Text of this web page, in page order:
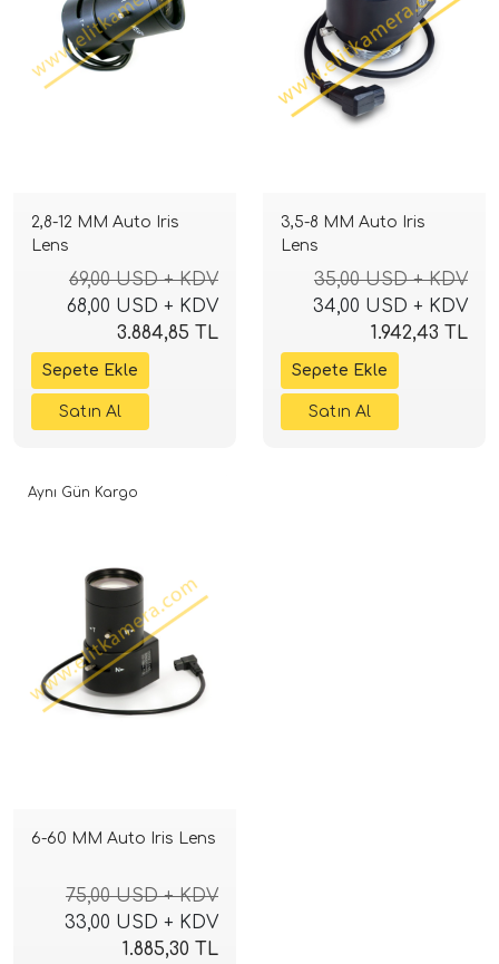
2,8-12 MM Auto Iris
Lens
69,00 USD + KDV
68,00 USD + KDV
3.884,85 TL
3,5-8 MM Auto Iris
Lens
35,00 USD + KDV
34,00 USD + KDV
1.942,43 TL
6-60 MM Auto Iris Lens
75,00 USD + KDV
33,00 USD + KDV
1.885,30 TL
Aynı Gün Kargo